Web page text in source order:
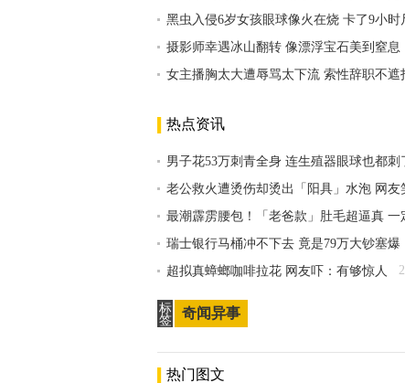
黑虫入侵6岁女孩眼球像火在烧 卡了9小时
摄影师幸遇冰山翻转 像漂浮宝石美到窒息
女主播胸太大遭辱骂太下流 索性辞职不遮
热点资讯
男子花53万刺青全身 连生殖器眼球也都刺
老公救火遭烫伤却烫出「阳具」水泡 网友
最潮霹雳腰包！「老爸款」肚毛超逼真 一
瑞士银行马桶冲不下去 竟是79万大钞塞爆
超拟真蟑螂咖啡拉花 网友吓：有够惊人
标
签
奇闻异事
热门图文